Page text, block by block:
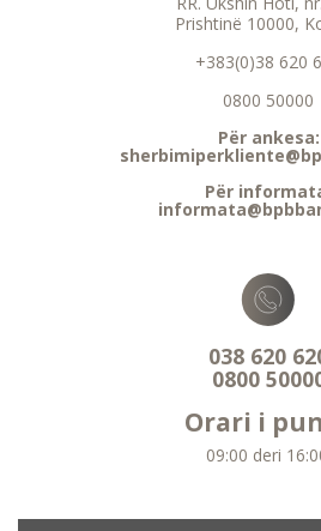
Prishtinë 10000,
+383(0)38 620
0800 50000
Për ankesa:
Për
038 620
0800
Orari i
09:00 deri